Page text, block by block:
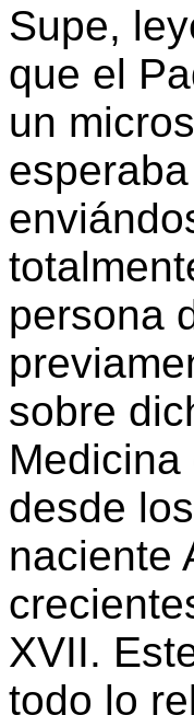
Supe,
que el
un
persona
sobre
desde
naciente
XVII.
todo lo